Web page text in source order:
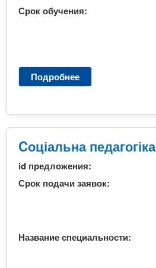
г
Срок обучения:
Подробнее
С
ц
і
а
л
ь
н
д
а
Cоціальна педагогіка
id предложения:
Срок подачи заявок:
Название специальности: